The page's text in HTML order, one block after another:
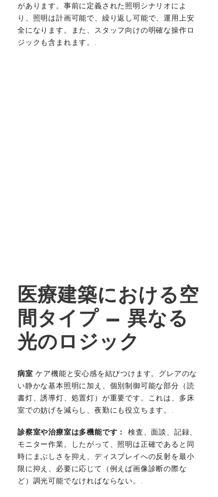
があります。事前に定義された照明シナリオによ
り、照明は計画可能で、繰り返し可能で、運用上安
全になります。また、スタッフ向けの明確な操作ロ
ジックも含まれます。.
医療建築における空
間タイプ – 異なる
光のロジック
病室 ケア機能と安心感を結びつけます。グレアのな
い静かな基本照明に加え、個別制御可能な部分（読
書灯、誘導灯、処置灯）が重要です。これは、多床
室での妨げを減らし、夜勤にも役立ちます。.
診察室や治療室は多機能です： 検査、面談、記録、
モニター作業。したがって、照明は正確であると同
時にまぶしさを抑え、ディスプレイへの反射を最小
限に抑え、必要に応じて（例えば画像診断の際な
ど）調光可能でなければならない。.